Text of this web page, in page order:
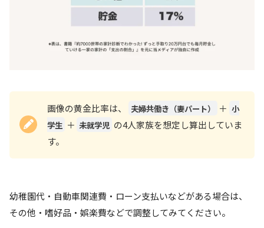
画像の黄金比率は、 夫婦共働き（妻パート） ＋ 小
学生 ＋ 未就学児 の4人家族を想定し算出していま
す。
幼稚園代・自動車関連費・ローン支払いなどがある場合は、
その他・嗜好品・娯楽費などで調整してみてください。